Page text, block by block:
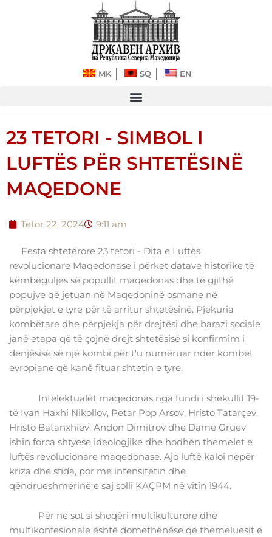
MK SQ EN
23 TETORI - SIMBOL I
LUFTËS PËR SHTETËSINË
MAQEDONE
Tetor 22, 2024 9:11 am
Festa shtetërore 23 tetori - Dita e Luftës
revolucionare Maqedonase i përket datave historike të
këmbëguljes së popullit maqedonas dhe të gjithë
popujve që jetuan në Maqedoninë osmane në
përpjekjet e tyre për të arritur shtetësinë. Pjekuria
kombëtare dhe përpjekja për drejtësi dhe barazi sociale
janë etapa që të çojnë drejt shtetësisë si konfirmim i
denjësisë së një kombi për t'u numëruar ndër kombet
evropiane që kanë fituar shtetin e tyre.
Intelektualët maqedonas nga fundi i shekullit 19-
të Ivan Haxhi Nikollov, Petar Pop Arsov, Hristo Tatarçev,
Hristo Batanxhiev, Andon Dimitrov dhe Dame Gruev
ishin forca shtyese ideologjike dhe hodhën themelet e
luftës revolucionare maqedonase. Ajo luftë kaloi nëpër
kriza dhe sfida, por me intensitetin dhe
qëndrueshmërinë e saj solli KAÇPM në vitin 1944.
Për ne sot si shoqëri multikulturore dhe
multikonfesionale është domethënëse që themeluesit e